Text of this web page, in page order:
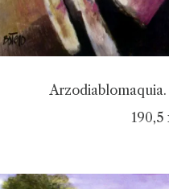
190,5